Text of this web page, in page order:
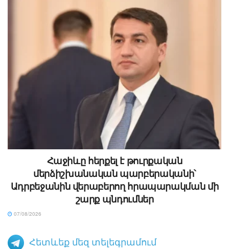
Հաջիևը հերքել է թուրքական
մերձիշխանական պարբերականի՝
Ադրբեջանին վերաբերող հրապարակման մի
շարք պնդումներ
07/08/2026
Հետևեք մեզ տելեգրամում